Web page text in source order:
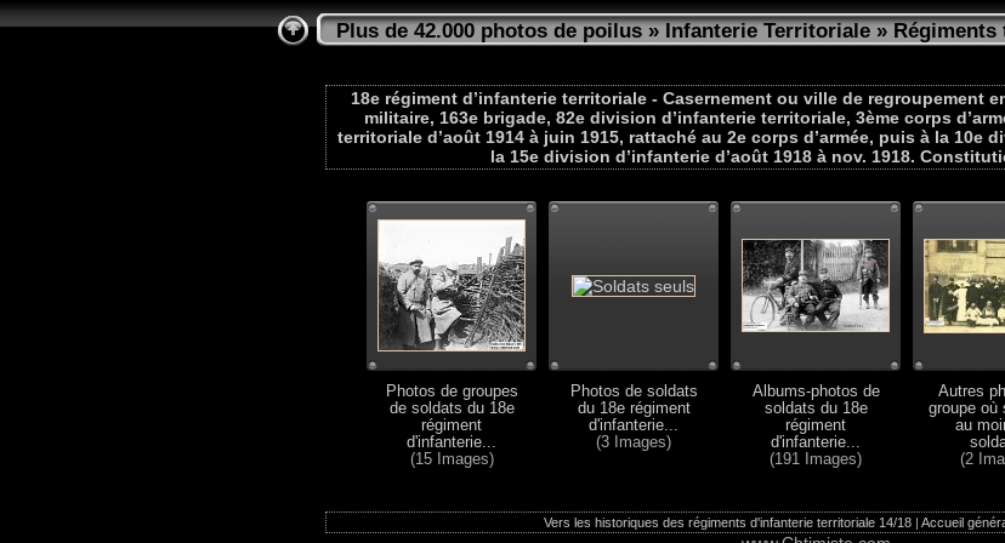
Plus de 42.000 photos de poilus»Infanterie Territoriale»Régiments
18e régiment d’infanterie territoriale - Casernement ou ville de regroupement
militaire, 163e brigade, 82e division d’infanterie territoriale, 3ème corps
territoriale d’août 1914 à juin 1915, rattaché au 2e corps d’armée, puis à la 10e
la 15e division d’infanterie d’août 1918 à nov. 1918.
Photos de groupes
de soldats du 18e
régiment
d'infanterie...
(15 Images)
Photos de soldats
du 18e régiment
d'infanterie...
(3 Images)
Albums-photos de
soldats du 18e
régiment
d'infanterie...
(191 Images)
Autres
groupe où
au
(2
Vers les historiques des régiments d'infanterie territoriale 14/18| Accueil